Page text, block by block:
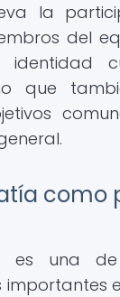
la
del
identidad
que
como
es una de
importantes